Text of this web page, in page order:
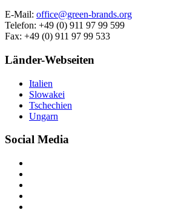
E-Mail: office@green-brands.org
Telefon: +49 (0) 911 97 99 599
Fax: +49 (0) 911 97 99 533
Länder-Webseiten
Italien
Slowakei
Tschechien
Ungarn
Social Media